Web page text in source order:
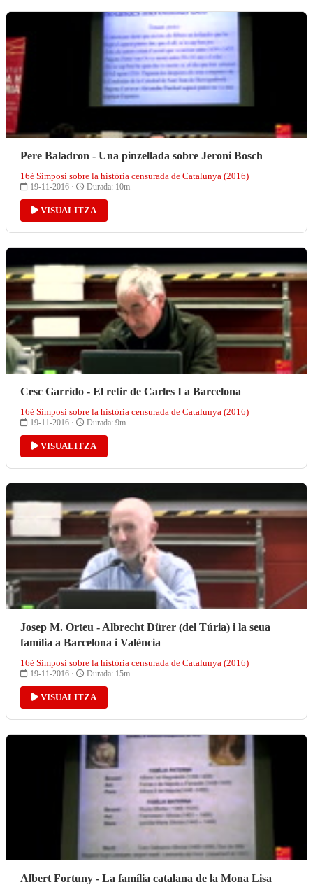
Pere Baladron - Una pinzellada sobre Jeroni Bosch
16è Simposi sobre la història censurada de Catalunya (2016)
19-11-2016 · Durada: 10m
VISUALITZA
Cesc Garrido - El retir de Carles I a Barcelona
16è Simposi sobre la història censurada de Catalunya (2016)
19-11-2016 · Durada: 9m
VISUALITZA
Josep M. Orteu - Albrecht Dürer (del Túria) i la seua
família a Barcelona i València
16è Simposi sobre la història censurada de Catalunya (2016)
19-11-2016 · Durada: 15m
VISUALITZA
Albert Fortuny - La família catalana de la Mona Lisa